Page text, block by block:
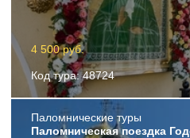
4 500 руб.
Код тура: 48724
Пaломнические туры
Паломническая поездка